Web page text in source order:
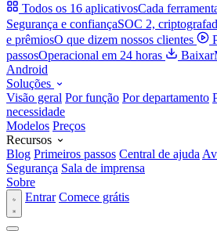
Todos os 16 aplicativosCada
Segurança e confiançaSOC 2,
e prêmiosO que dizem nossos clientes
passosOperacional em 24 horas Baixar
Android
Soluções
Visão geral Por função Por departamento
necessidade
Modelos Preços
Recursos
Blog Primeiros passos Central de ajuda
Segurança Sala de imprensa
Sobre
Entrar Comece grátis